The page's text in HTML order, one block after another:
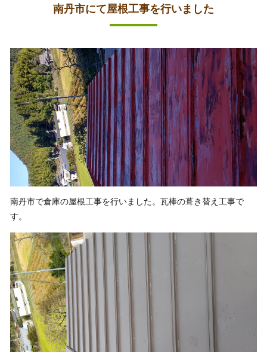
南丹市にて屋根工事を行いました
南丹市で倉庫の屋根工事を行いました。瓦棒の葺き替え工事で
す。